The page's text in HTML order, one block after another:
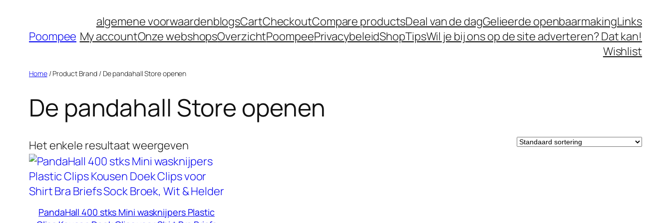
Poompee
algemene voorwaardenblogsCartCheckoutCompare productsDeal van de dagGelieerde openbaarmakingLinks
My accountOnze webshopsOverzichtPoompeePrivacybeleidShopTipsWil je bij ons op de site adverteren? Dat kan!
Wishlist
Home/ Product Brand / De pandahall Store openen
De pandahall Store openen
Het enkele resultaat weergeven
PandaHall 400 stks Mini wasknijpers Plastic